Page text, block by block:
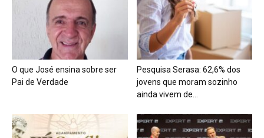
O que José ensina sobre ser
Pai de Verdade
Pesquisa Serasa: 62,6% dos
jovens que moram sozinho
ainda vivem de...